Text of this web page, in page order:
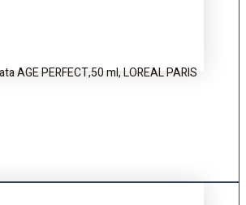
AGE PERFECT,50 ml, LOREAL PARIS